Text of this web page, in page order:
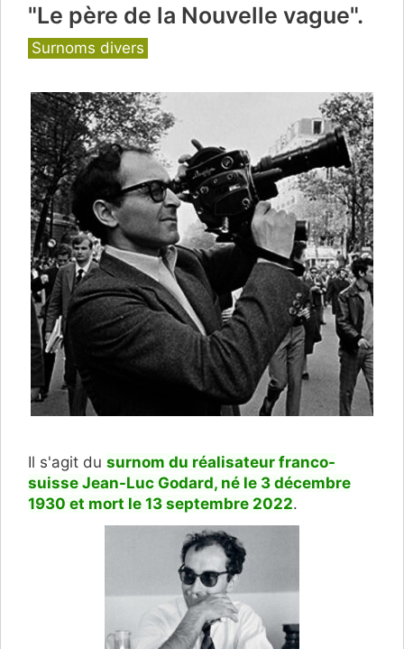
"Le père de la Nouvelle vague".
Catégories
Surnoms divers
Il s'agit du surnom du réalisateur franco-
suisse Jean-Luc Godard, né le 3 décembre
1930 et mort le 13 septembre 2022.